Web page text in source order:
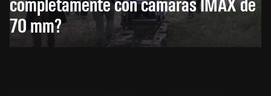
70 mm?